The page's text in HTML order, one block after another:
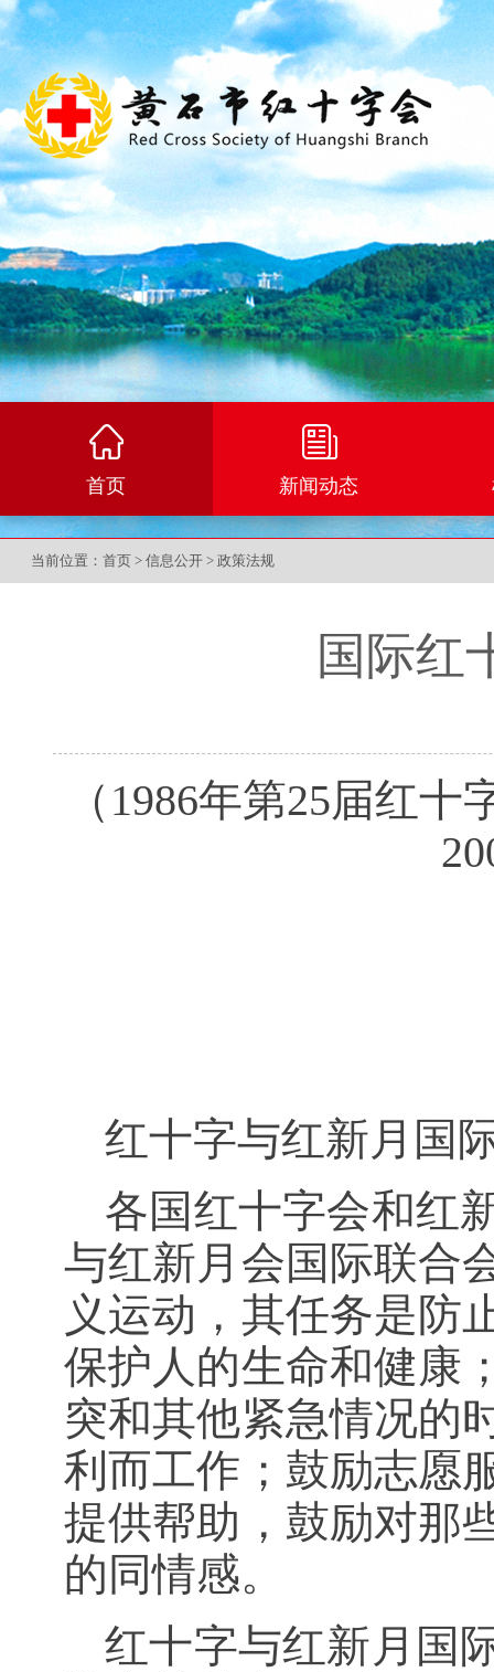
首页 新闻动态
当前位置： 首页 > 信息公开 > 政策法规
国际红
（1986年第25届红
红十字与红新月国
各国红十字会和红
与红新月会国际联合
义运动，其任务是防
保护人的生命和健康
突和其他紧急情况的
利而工作；鼓励志愿
提供帮助，鼓励对那
的同情感。
红十字与红新月国